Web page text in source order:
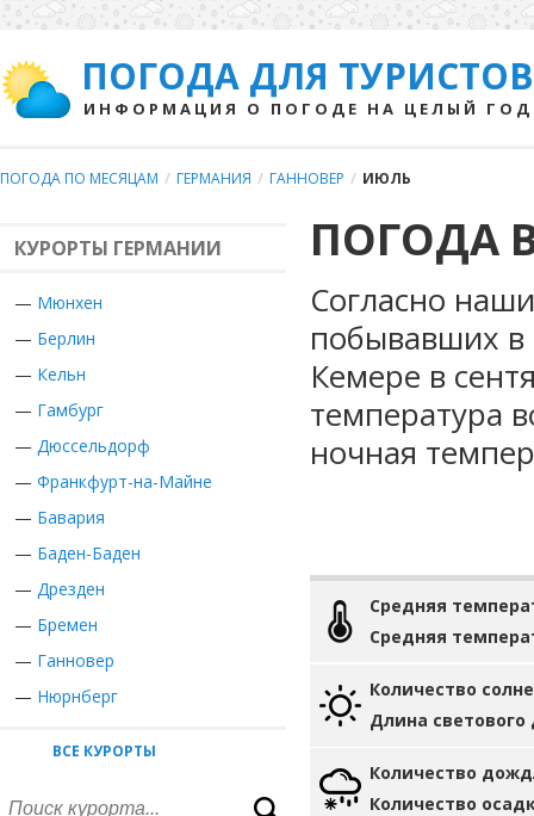
ПОГОДА ДЛЯ ТУРИСТОВ
ИНФОРМАЦИЯ О ПОГОДЕ НА ЦЕЛЫЙ ГОД
ПОГОДА ПО МЕСЯЦАМ / ГЕРМАНИЯ / ГАННОВЕР / ИЮЛЬ
КУРОРТЫ ГЕРМАНИИ
— Мюнхен
— Берлин
— Кельн
— Гамбург
— Дюссельдорф
— Франкфурт-на-Майне
— Бавария
— Баден-Баден
— Дрезден
— Бремен
— Ганновер
— Нюрнберг
ВСЕ КУРОРТЫ
ПОГОДА
Согласно
побывавших в
Кемере в
температура
ночная
Средняя
Средняя
Количество
Длина светового
Количество
Количество